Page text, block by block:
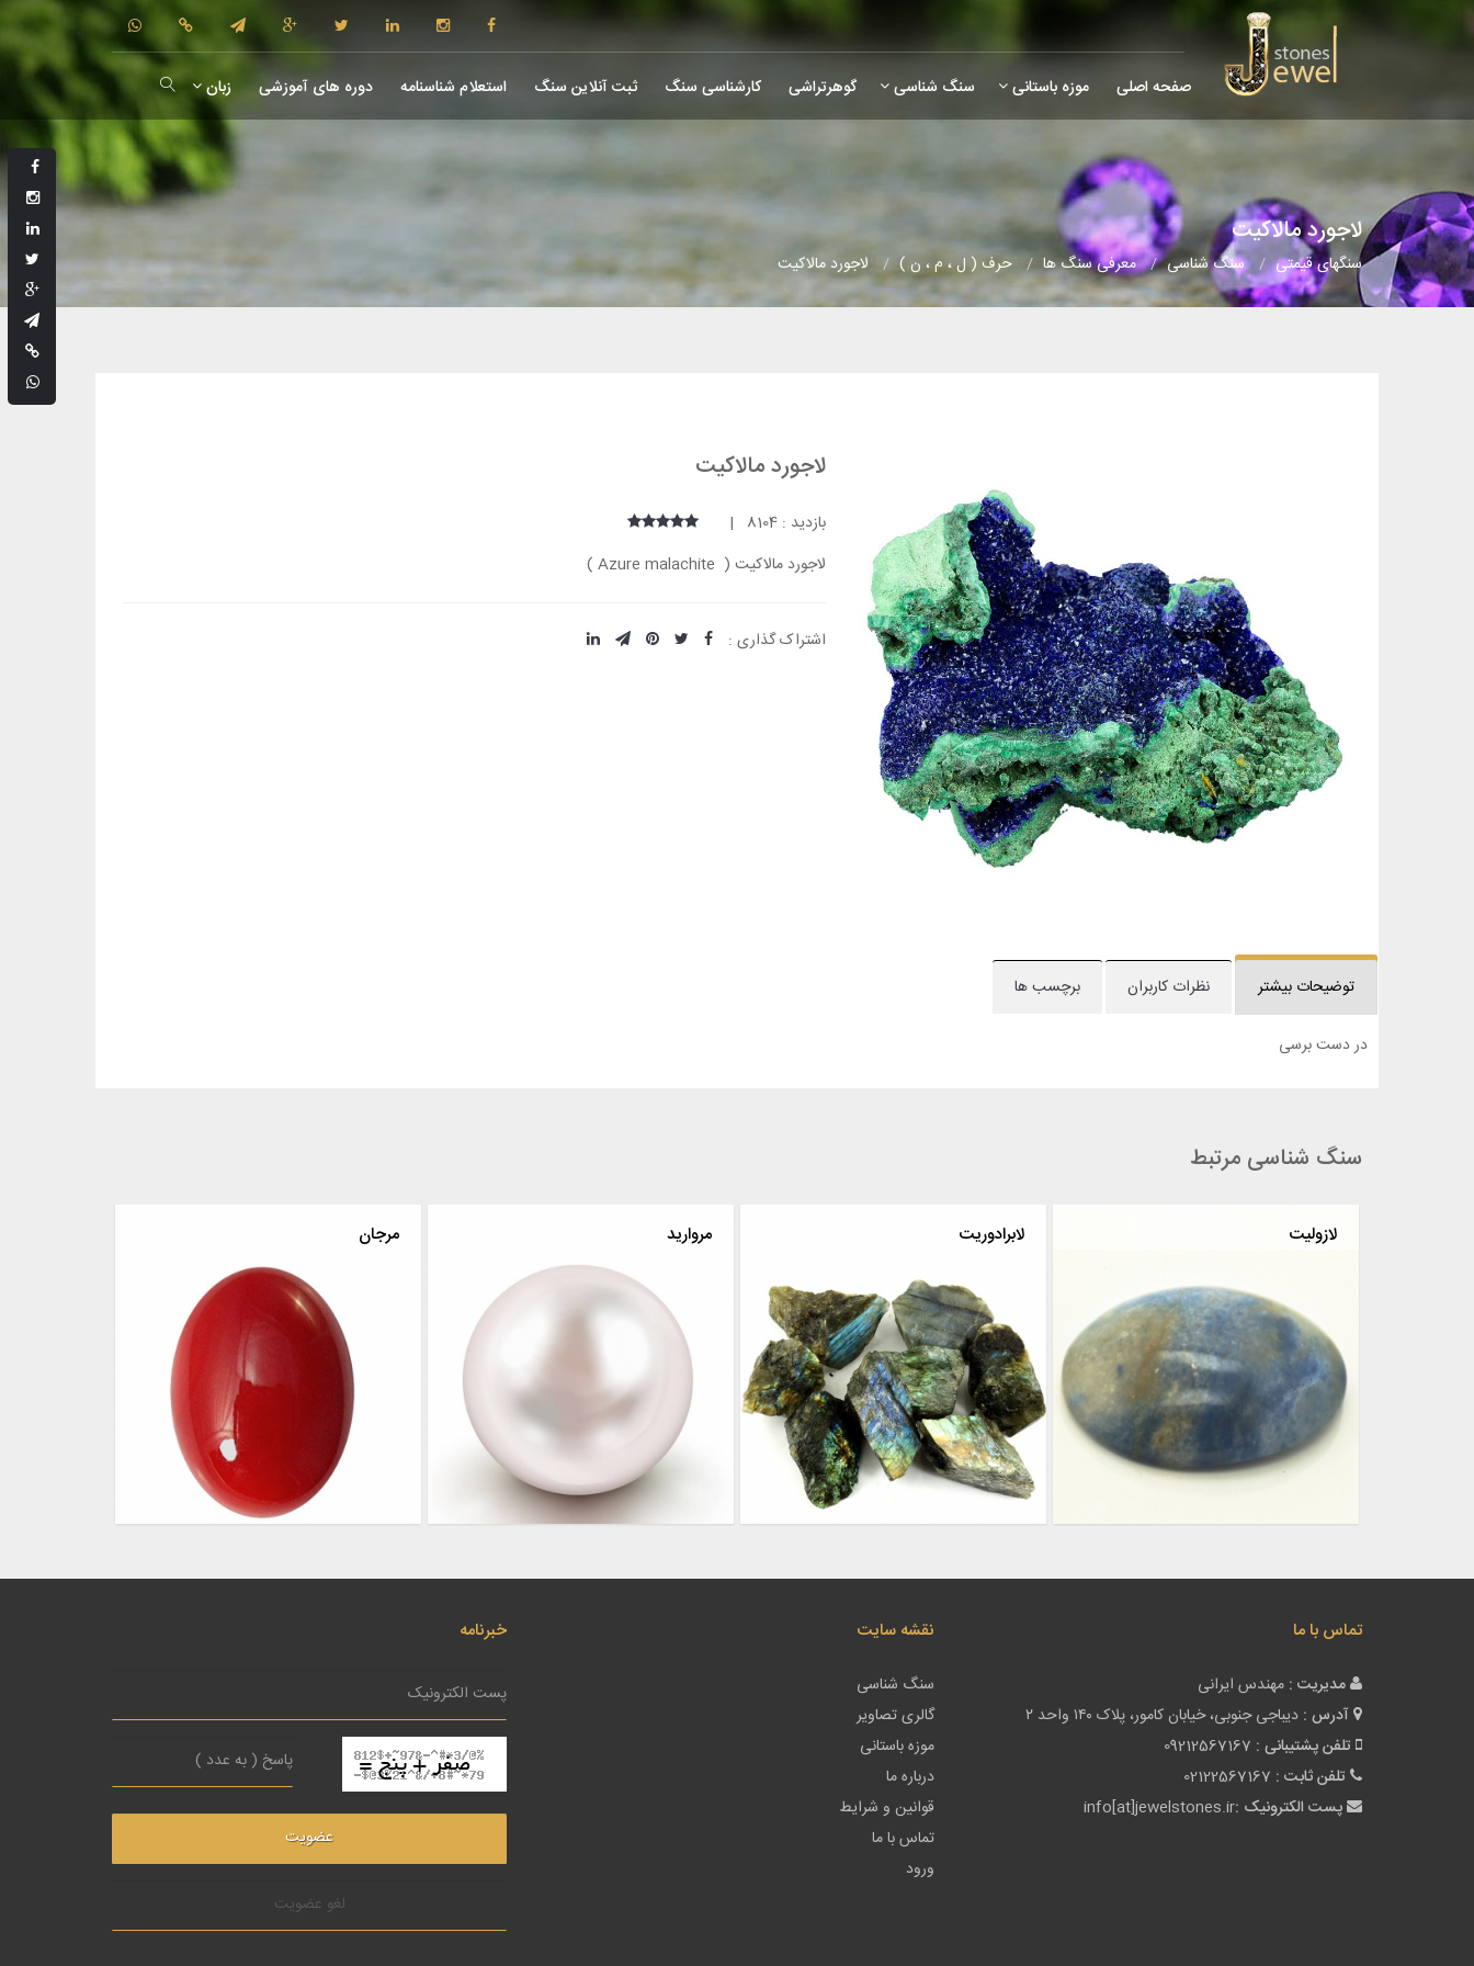
صفحه اصلی موزه باستانی سنگ شناسی گوهرتراشی کارشناسی سنگ ثبت آنلاین سنگ استعلام شناسنامه دوره های آموزشی زبان
لاجورد مالاکیت
سنگهای قیمتی سنگ شناسی معرفی سنگ ها حرف ( ل ، م ، ن ) لاجورد مالاکیت
لاجورد مالاکیت
بازدید : 8104 |
لاجورد مالاکیت ( Azure malachite )
اشتراک گذاری :
توضیحات بیشتر نظرات کاربران برچسب ها
در دست برسی
سنگ شناسی مرتبط
مرجان مروارید لابرادوریت لازولیت
تماس با ما
مدیریت : مهندس ایرانی
آدرس : دیباجی جنوبی، خیابان کامور، پلاک ۱۴۰ واحد ۲
تلفن پشتیبانی : 09212567167
تلفن ثابت : 02122567167
پست الکترونیک :info[at]jewelstones.ir
نقشه سایت
سنگ شناسی
گالری تصاویر
موزه باستانی
درباره ما
قوانین و شرایط
تماس با ما
ورود
خبرنامه
لغو عضویت